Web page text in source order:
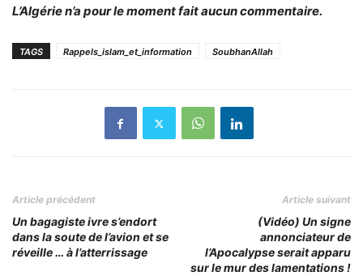
L’Algérie n’a pour le moment fait aucun commentaire.
TAGS Rappels_islam_et_information SoubhanAllah
Article précédent
Un bagagiste ivre s’endort
dans la soute de l’avion et se
réveille … à l’atterrissage
Article suivant
(Vidéo) Un signe
annonciateur de
l’Apocalypse serait apparu
sur le mur des lamentations !